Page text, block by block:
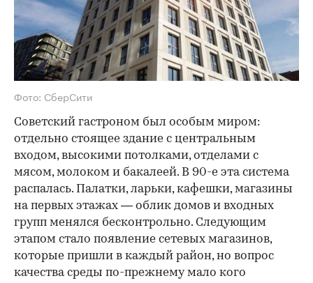
Фото: СберСити
Советский гастроном был особым миром:
отдельно стоящее здание с центральным
входом, высокими потолками, отделами с
мясом, молоком и бакалеей. В 90-е эта система
распалась. Палатки, ларьки, кафешки, магазины
на первых этажах — облик домов и входных
групп менялся бесконтрольно. Следующим
этапом стало появление сетевых магазинов,
которые пришли в каждый район, но вопрос
качества среды по-прежнему мало кого